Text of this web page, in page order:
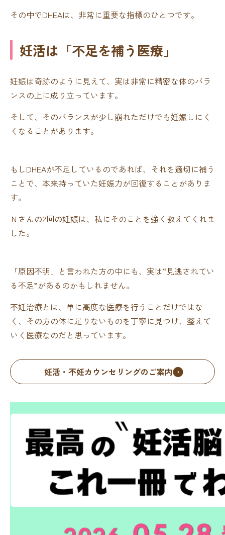
その中でDHEAは、非常に重要な指標のひとつです。
妊活は「不足を補う医療」
妊娠は奇跡のように見えて、実は非常に精密な体のバラ
ンスの上に成り立っています。
そして、そのバランスが少し崩れただけでも妊娠しにく
くなることがあります。
もしDHEAが不足しているのであれば、それを適切に補う
ことで、本来持っていた妊娠力が回復することがありま
す。
Ｎさんの2回の妊娠は、私にそのことを強く教えてくれま
した。
「原因不明」と言われた方の中にも、実は“見逃されてい
る不足”があるのかもしれません。
不妊治療とは、単に高度な医療を行うことだけではな
く、その方の体に足りないものを丁寧に見つけ、整えて
いく医療なのだと思っています。
妊活・不妊カウンセリングのご案内